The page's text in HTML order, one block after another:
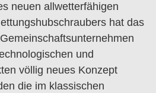
neuen allwetterfähigen
hat das
und
völlig neues Konzept
die im klassischen